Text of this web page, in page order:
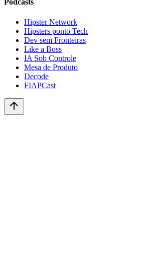
Podcasts
Hipster Network
Hipsters ponto Tech
Dev sem Fronteiras
Like a Boss
IA Sob Controle
Mesa de Produto
Decode
FIAPCast